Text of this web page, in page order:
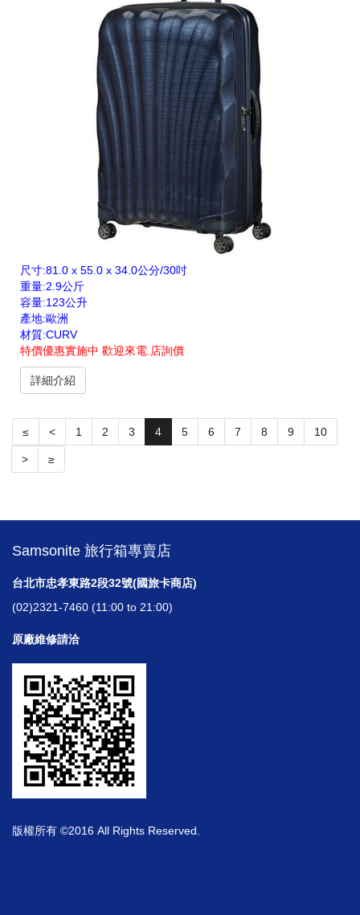
尺寸:81.0 x 55.0 x 34.0公分/30吋
重量:2.9公斤
容量:123公升
產地:歐洲
材質:CURV
特價優惠實施中 歡迎來電.店詢價
詳細介紹
≤ < 1 2 3 4 5 6 7 8 9 10
> ≥
Samsonite 旅行箱專賣店
台北市忠孝東路2段32號(國旅卡商店)
(02)2321-7460 (11:00 to 21:00)
原廠維修請洽
版權所有 ©2016 All Rights Reserved.